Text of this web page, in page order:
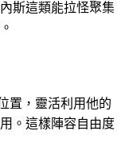
斯這類能拉怪聚集
置，靈活利用他的
。這樣陣容自由度